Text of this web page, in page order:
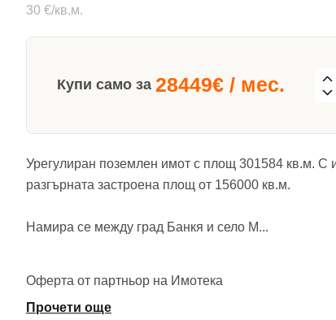
30 €/кв.м.
Купи само за 28449€ / мес.
Урегулиран поземлен имот с площ 301584 кв.м. С
разгърната застроена площ от 156000 кв.м.
Намира се между град Банкя и село М...
Оферта от партньор на Имотека
Прочети още